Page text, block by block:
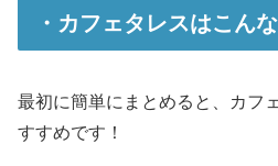
・カフェタレスはこん
最初に簡単にまとめると、カフ
すすめです！